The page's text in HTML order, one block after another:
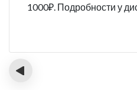
1000₽. Подробности у
‹